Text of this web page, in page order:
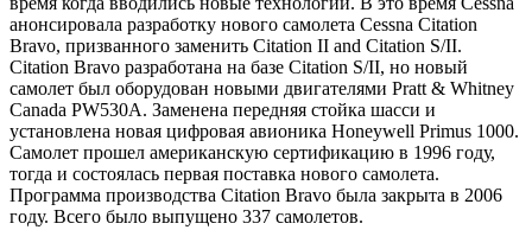
анонсировала разработку нового самолета Cessna Citation
Bravo, призванного заменить Citation II and Citation S/II.
Citation Bravo разработана на базе Citation S/II, но новый
самолет был оборудован новыми двигателями Pratt & Whitney
Canada PW530A. Заменена передняя стойка шасси и
установлена новая цифровая авионика Honeywell Primus 1000.
Самолет прошел американскую сертификацию в 1996 году,
тогда и состоялась первая поставка нового самолета.
Программа производства Citation Bravo была закрыта в 2006
году. Всего было выпущено 337 самолетов.